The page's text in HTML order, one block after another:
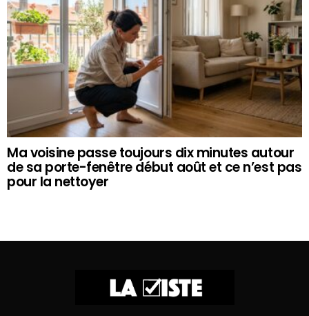
Ma voisine passe toujours dix minutes autour
de sa porte-fenêtre début août et ce n’est pas
pour la nettoyer